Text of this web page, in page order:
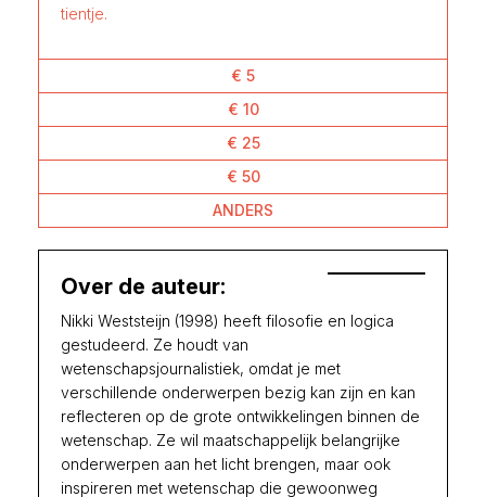
tientje.
€ 5
€ 10
€ 25
€ 50
ANDERS
Over de auteur:
Nikki Weststeijn (1998) heeft filosofie en logica
gestudeerd. Ze houdt van
wetenschapsjournalistiek, omdat je met
verschillende onderwerpen bezig kan zijn en kan
reflecteren op de grote ontwikkelingen binnen de
wetenschap. Ze wil maatschappelijk belangrijke
onderwerpen aan het licht brengen, maar ook
inspireren met wetenschap die gewoonweg